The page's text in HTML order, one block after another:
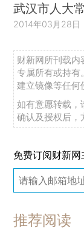
武汉市人大
2014年03月28日
财新网所刊载内
专属所有或持有
建立镜像等任何
如有意愿转载，
确认及授权后，
免费订阅财新
推荐阅读